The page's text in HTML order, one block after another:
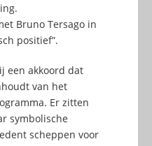
Bruno Tersago in
positief”.
een akkoord dat
van het
Er zitten
symbolische
scheppen voor